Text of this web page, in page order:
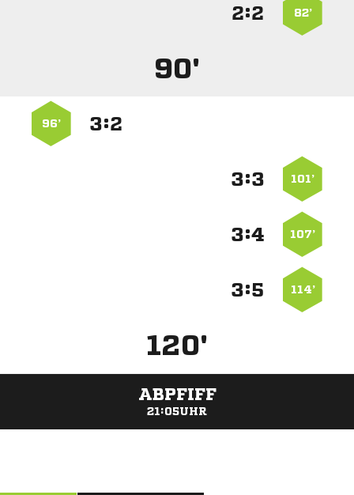
82’
:
90'
:
96’
101’
:
107’
:
114’
:
120'
ABPFIFF
21:05UHR